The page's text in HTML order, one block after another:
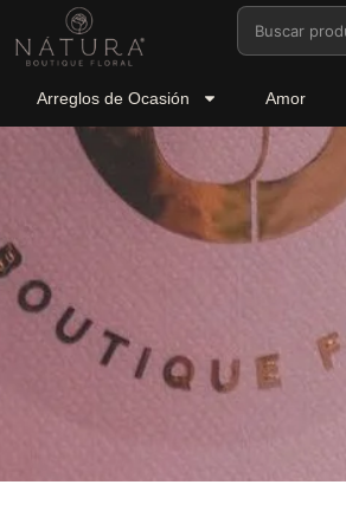
Buscar
por:
Arreglos de Ocasión Amor